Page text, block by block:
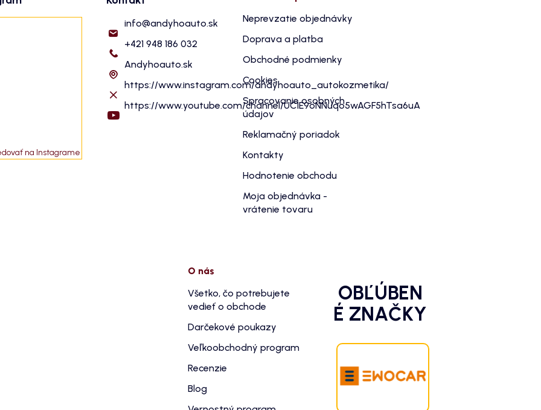
na Instagrame
info@andyhoauto.sk
+421 948 186 032
Andyhoauto.sk
https://www.instagram.com/andyhoauto_autokozmetika/
https://www.youtube.com/channel/UC1E9oNNuqo5wAGF5hTsa6uA
Neprevzatie objednávky
Doprava a platba
Obchodné podmienky
Cookies
Spracovanie osobných
údajov
Reklamačný poriadok
Kontakty
Hodnotenie obchodu
Moja objednávka -
vrátenie tovaru
O nás
Všetko, čo potrebujete
vedieť o obchode
Darčekové poukazy
Veľkoobchodný program
Recenzie
Blog
OBĽÚBEN
É ZNAČKY